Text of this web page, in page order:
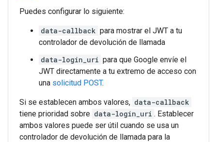
Puedes configurar lo siguiente:
data-callback para mostrar el JWT a tu
controlador de devolución de llamada
data-login_uri para que Google envíe el
JWT directamente a tu extremo de acceso con
una solicitud POST.
Si se establecen ambos valores, data-callback
tiene prioridad sobre data-login_uri . Establecer
ambos valores puede ser útil cuando se usa un
controlador de devolución de llamada para la